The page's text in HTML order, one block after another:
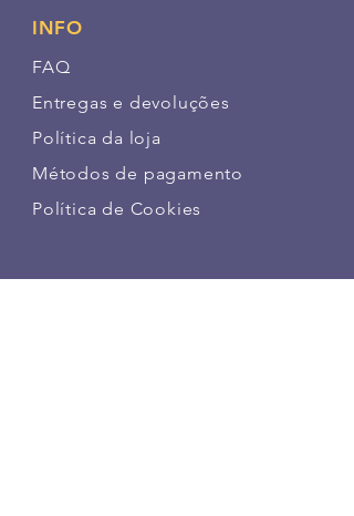
INFO
FAQ
Entregas e devoluções
Política da loja
Métodos de pagamento
Política de Cookies